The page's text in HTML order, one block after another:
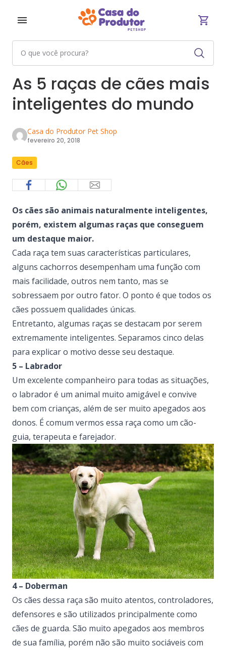
As 5 raças de cães mais
inteligentes do mundo
Casa do Produtor Pet Shop
fevereiro 20, 2018
Cães
Os cães são animais naturalmente inteligentes,
porém, existem algumas raças que conseguem
um destaque maior.
Cada raça tem suas características particulares,
alguns cachorros desempenham uma função com
mais facilidade, outros nem tanto, mas se
sobressaem por outro fator. O ponto é que todos os
cães possuem qualidades únicas.
Entretanto, algumas raças se destacam por serem
extremamente inteligentes. Separamos cinco delas
para explicar o motivo desse seu destaque.
5 – Labrador
Um excelente companheiro para todas as situações,
o labrador é um animal muito amigável e convive
bem com crianças, além de ser muito apegados aos
donos. É comum vermos essa raça como um cão-
guia, terapeuta e farejador.
4 – Doberman
Os cães dessa raça são muito atentos, controladores,
defensores e são utilizados principalmente como
cães de guarda. São muito apegados aos membros
de sua família, porém não são muito sociáveis com